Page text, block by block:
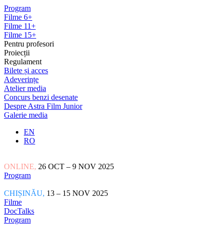
Program
Filme 6+
Filme 11+
Filme 15+
Pentru profesori
Proiecții
Regulament
Bilete și acces
Adeverințe
Atelier media
Concurs benzi desenate
Despre Astra Film Junior
Galerie media
EN
RO
ONLINE, 26 OCT – 9 NOV 2025
Program
CHIȘINĂU, 13 – 15 NOV 2025
Filme
DocTalks
Program